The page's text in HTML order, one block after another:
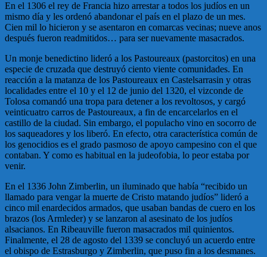
En el 1306 el rey de Francia hizo arrestar a todos los judíos en un
mismo día y les ordenó abandonar el país en el plazo de un mes.
Cien mil lo hicieron y se asentaron en comarcas vecinas; nueve anos
después fueron readmitidos… para ser nuevamente masacrados.
Un monje benedictino lideró a los Pastoureaux (pastorcitos) en una
especie de cruzada que destruyó ciento viente comunidades. En
reacción a la matanza de los Pastoureaux en Castelsarrasin y otras
localidades entre el 10 y el 12 de junio del 1320, el vizconde de
Tolosa comandó una tropa para detener a los revoltosos, y cargó
veinticuatro carros de Pastoureaux, a fin de encarcelarlos en el
castillo de la ciudad. Sin embargo, el populacho vino en socorro de
los saqueadores y los liberó. En efecto, otra característica común de
los genocidios es el grado pasmoso de apoyo campesino con el que
contaban. Y como es habitual en la judeofobia, lo peor estaba por
venir.
En el 1336 John Zimberlin, un iluminado que había “recibido un
llamado para vengar la muerte de Cristo matando judíos” lideró a
cinco mil enardecidos armados, que usaban bandas de cuero en los
brazos (los Armleder) y se lanzaron al asesinato de los judíos
alsacianos. En Ribeauville fueron masacrados mil quinientos.
Finalmente, el 28 de agosto del 1339 se concluyó un acuerdo entre
el obispo de Estrasburgo y Zimberlin, que puso fin a los desmanes.